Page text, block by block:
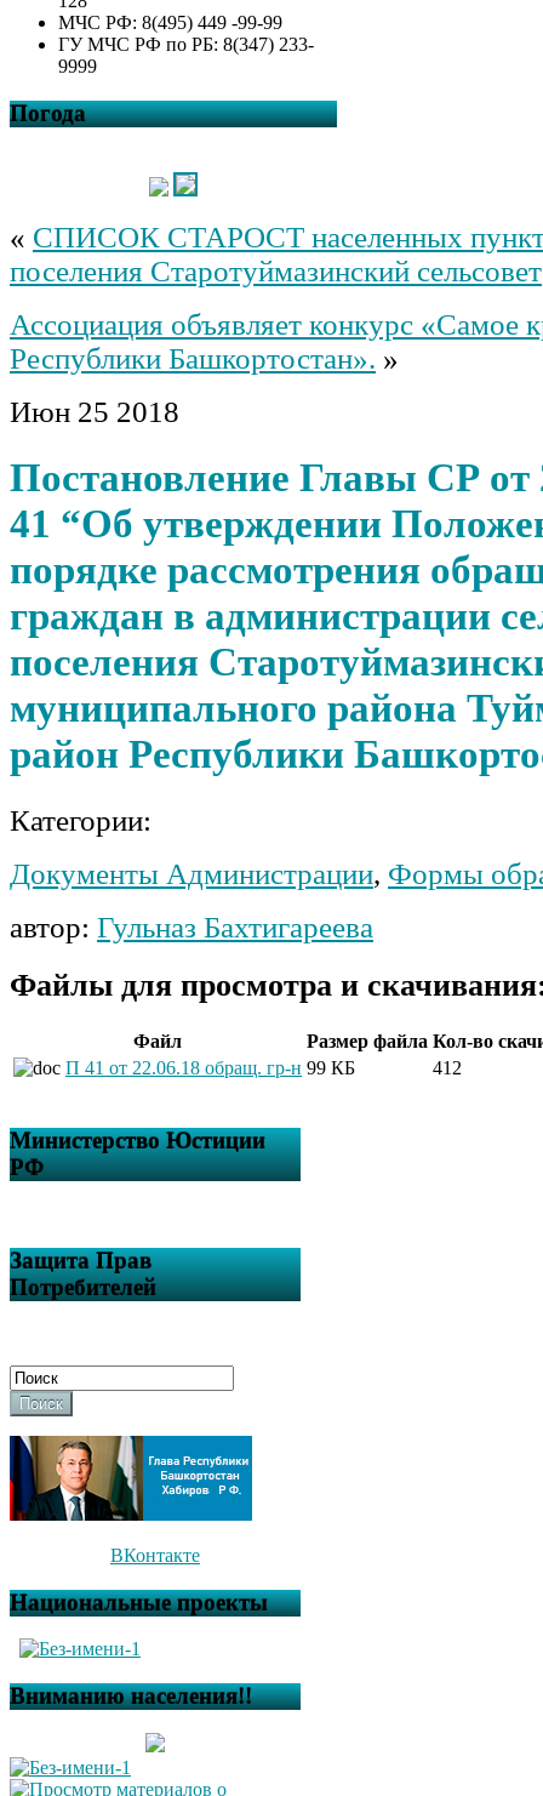
МЧС РФ: 8(495) 449 -99-99
ГУ МЧС РФ по РБ: 8(347) 233-
9999
Погода
« СПИСОК СТАРОСТ населенных
поселения Старотуймазинский сельсовет
Ассоциация объявляет конкурс «Самое
Республики Башкортостан». »
Июн 25 2018
Постановление Главы СР
41 “Об утверждении
порядке рассмотрения
граждан в администрации
поселения
муниципального района
район Республики
Категории:
Документы Администрации, Формы
автор: Гульназ Бахтигареева
Файлы для просмотра и
Файл Размер файла Кол-во
П 41 от 22.06.18 обращ. гр-н 99 КБ 412
Министерство Юстиции
РФ
Защита Прав
Потребителей
Поиск
ВКонтакте
Национальные проекты
Вниманию населения!!